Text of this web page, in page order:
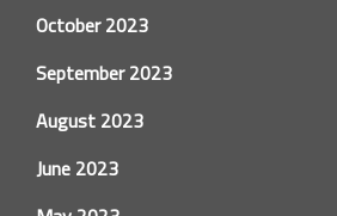
October 2023
September 2023
August 2023
June 2023